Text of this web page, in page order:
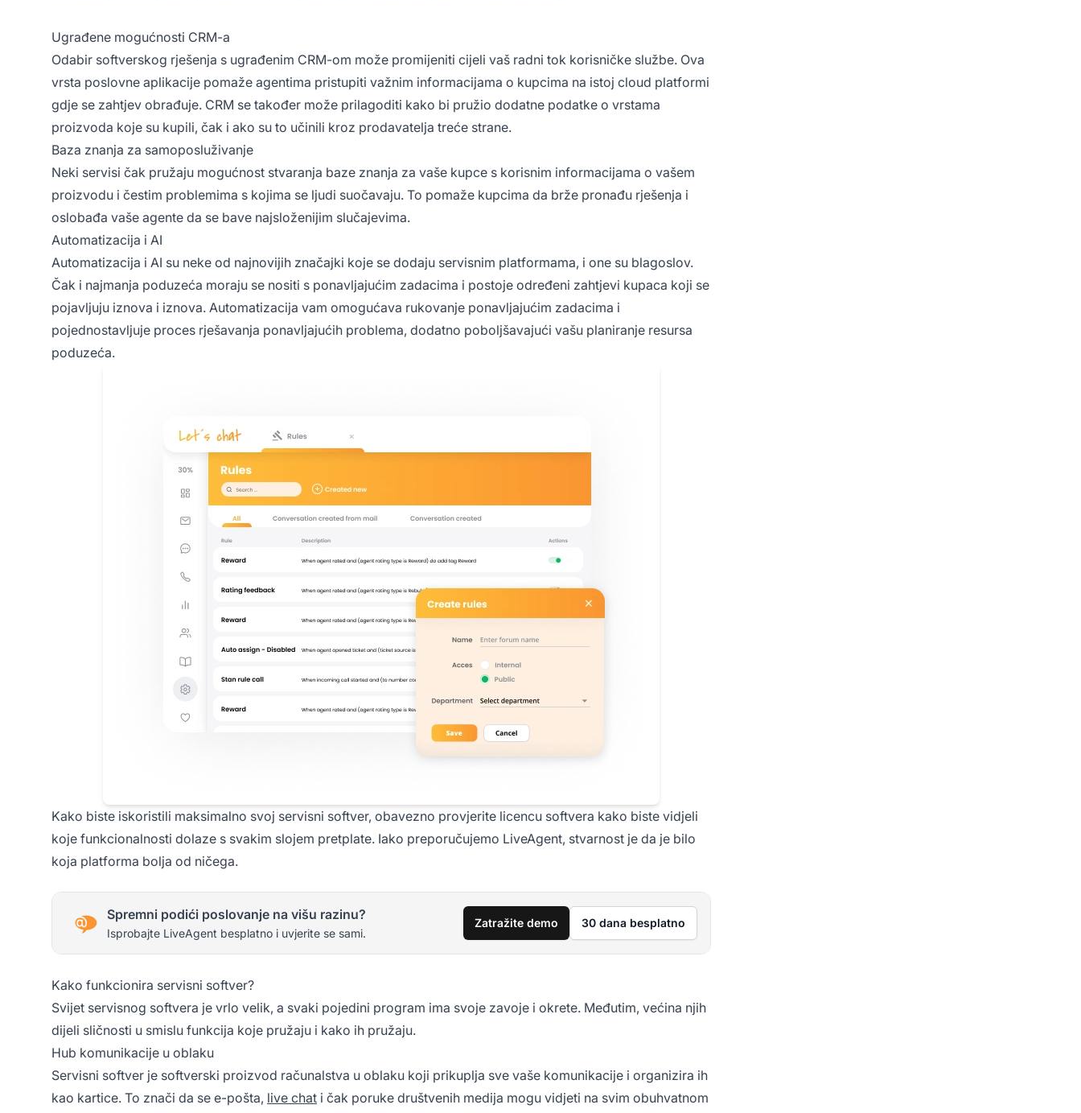
Ugrađene mogućnosti CRM-a
Odabir softverskog rješenja s ugrađenim CRM-om može promijeniti cijeli vaš radni tok korisničke službe. Ova
vrsta poslovne aplikacije pomaže agentima pristupiti važnim informacijama o kupcima na istoj cloud platformi
gdje se zahtjev obrađuje. CRM se također može prilagoditi kako bi pružio dodatne podatke o vrstama
proizvoda koje su kupili, čak i ako su to učinili kroz prodavatelja treće strane.
Baza znanja za samoposluživanje
Neki servisi čak pružaju mogućnost stvaranja baze znanja za vaše kupce s korisnim informacijama o vašem
proizvodu i čestim problemima s kojima se ljudi suočavaju. To pomaže kupcima da brže pronađu rješenja i
oslobađa vaše agente da se bave najsloženijim slučajevima.
Automatizacija i AI
Automatizacija i AI su neke od najnovijih značajki koje se dodaju servisnim platformama, i one su blagoslov.
Čak i najmanja poduzeća moraju se nositi s ponavljajućim zadacima i postoje određeni zahtjevi kupaca koji se
pojavljuju iznova i iznova. Automatizacija vam omogućava rukovanje ponavljajućim zadacima i
pojednostavljuje proces rješavanja ponavljajućih problema, dodatno poboljšavajući vašu planiranje resursa
poduzeća.
Kako biste iskoristili maksimalno svoj servisni softver, obavezno provjerite licencu softvera kako biste vidjeli
koje funkcionalnosti dolaze s svakim slojem pretplate. Iako preporučujemo LiveAgent, stvarnost je da je bilo
koja platforma bolja od ničega.
Spremni podići poslovanje na višu razinu?
Isprobajte LiveAgent besplatno i uvjerite se sami.
Zatražite demo 30 dana besplatno
Kako funkcionira servisni softver?
Svijet servisnog softvera je vrlo velik, a svaki pojedini program ima svoje zavoje i okrete. Međutim, većina njih
dijeli sličnosti u smislu funkcija koje pružaju i kako ih pružaju.
Hub komunikacije u oblaku
Servisni softver je softverski proizvod računalstva u oblaku koji prikuplja sve vaše komunikacije i organizira ih
kao kartice. To znači da se e-pošta, live chat i čak poruke društvenih medija mogu vidjeti na svim obuhvatnom